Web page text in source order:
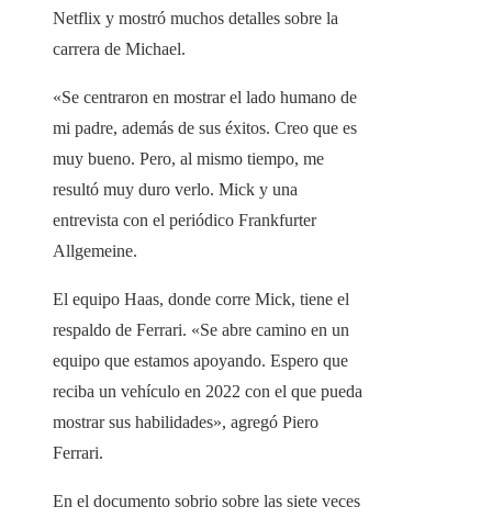
Netflix y mostró muchos detalles sobre la
carrera de Michael.
«Se centraron en mostrar el lado humano de
mi padre, además de sus éxitos. Creo que es
muy bueno. Pero, al mismo tiempo, me
resultó muy duro verlo. Mick y una
entrevista con el periódico Frankfurter
Allgemeine.
El equipo Haas, donde corre Mick, tiene el
respaldo de Ferrari. «Se abre camino en un
equipo que estamos apoyando. Espero que
reciba un vehículo en 2022 con el que pueda
mostrar sus habilidades», agregó Piero
Ferrari.
En el documento sobrio sobre las siete veces